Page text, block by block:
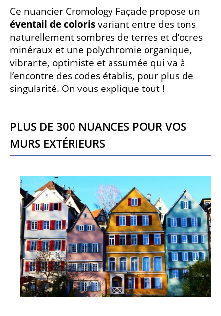
Ce nuancier Cromology Façade propose un
éventail de colorisvariant entre des tons
naturellement sombres de terres et d’ocres
minéraux et une polychromie organique,
vibrante, optimiste et assumée qui va à
l’encontre des codes établis, pour plus de
singularité. On vous explique tout !
Plus de 300 nuances pour vos
murs extérieurs